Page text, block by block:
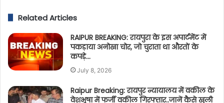
Related Articles
RAIPUR BREAKING: रायपुरा के इस अपार्टमेंट में
पकड़ाया अनोखा चोर, जो चुराता था औरतों के
कपड़े…
July 8, 2026
Raipur Breaking: रायपुर न्यायालय में वकील के
वेशभूषा में फर्जी वकील गिरफ्तार..जानें कैसे खुली